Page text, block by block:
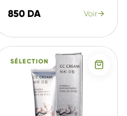
850 DA Voir
SÉLECTION